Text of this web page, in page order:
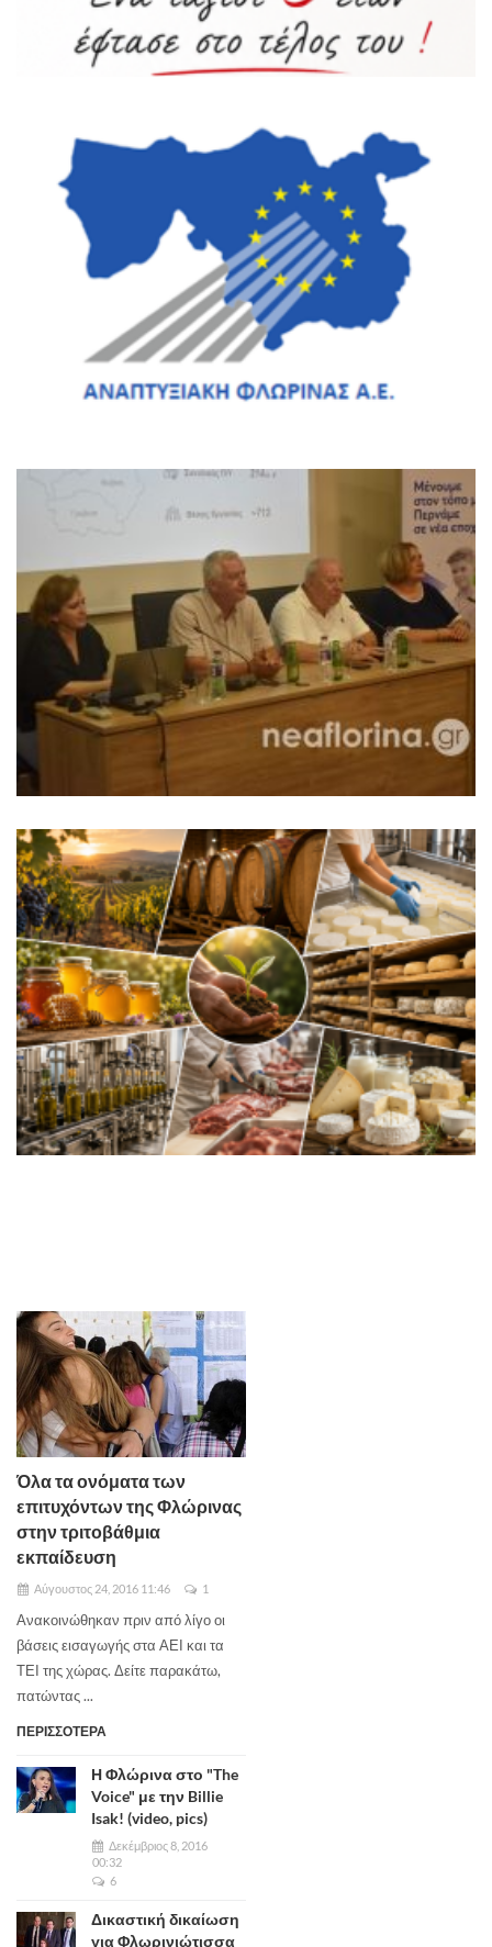
Όλα τα ονόματα των
επιτυχόντων της Φλώρινας
στην τριτοβάθμια
εκπαίδευση
Αύγουστος 24, 2016 11:46 1
Ανακοινώθηκαν πριν από λίγο οι
βάσεις εισαγωγής στα ΑΕΙ και τα
ΤΕΙ της χώρας. Δείτε παρακάτω,
πατώντας ...
ΠΕΡΙΣΣΟΤΕΡΑ
Η Φλώρινα στο "The
Voice" με την Billie
Isak! (video, pics)
Δεκέμβριος 8, 2016
00:32
6
Δικαστική δικαίωση
για Φλωρινιώτισσα